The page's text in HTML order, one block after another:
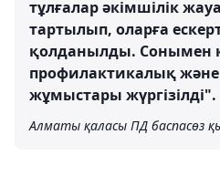
тұлғалар әкімшілік
тартылып, оларға
қолданылды. Сонымен
профилактикалық және
жұмыстары жүргізілді".
Алматы қаласы ПД баспасөз